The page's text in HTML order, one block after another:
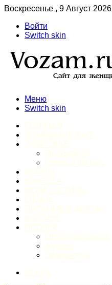
Воскресенье , 9 Август 2026
Войти
Switch skin
Меню
Switch skin